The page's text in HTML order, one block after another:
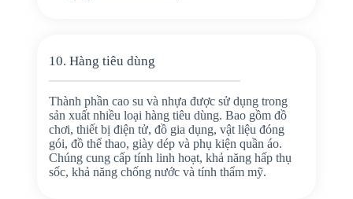
10. Hàng tiêu dùng
Thành phần cao su và nhựa được sử dụng trong
sản xuất nhiều loại hàng tiêu dùng. Bao gồm đồ
chơi, thiết bị điện tử, đồ gia dụng, vật liệu đóng
gói, đồ thể thao, giày dép và phụ kiện quần áo.
Chúng cung cấp tính linh hoạt, khả năng hấp thụ
sốc, khả năng chống nước và tính thẩm mỹ.